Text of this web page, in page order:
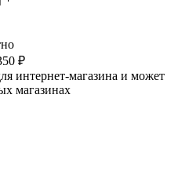
₽
интернет-магазина и может
магазинах